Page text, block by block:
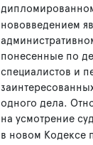
нововведением
понесенные по
специалистов и
одного дела.
на усмотрение
в новом Кодексе